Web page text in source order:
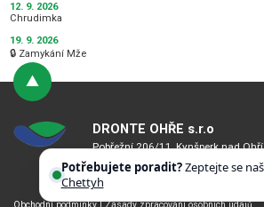
12. 9. 2026
Chrudimka
19. 9. 2026
🔒 Zamykání Mže
DRONTE OHŘE s.r.o
Pobřežní 206/11, Kynšperk nad
08734348, DIČ: CZ08734348
Bankovní spojení: 2101731194/2010
Potřebujete poradit?Zeptejte se
Chettyho